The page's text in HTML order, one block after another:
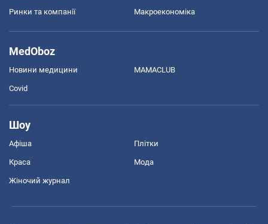
Ринки та компанії Макроекономіка
MedOboz
Новини медицини MAMACLUB
Covid
Шоу
Афіша Плітки
Краса Мода
Жіночий журнал